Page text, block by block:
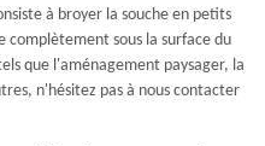
à broyer la souche en petits
complètement sous la surface du
que l'aménagement paysager, la
n'hésitez pas à nous contacter